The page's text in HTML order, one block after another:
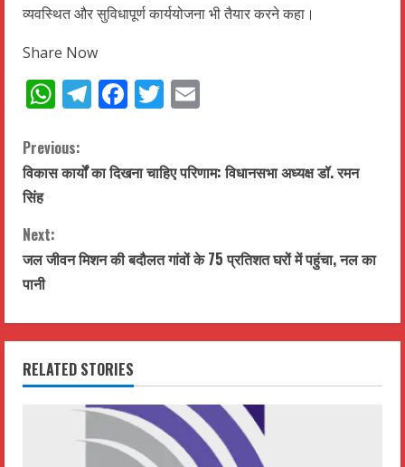
व्यवस्थित और सुविधापूर्ण कार्ययोजना भी तैयार करने कहा।
Share Now
WhatsApp
Telegram
Facebook
Twitter
C
o
n
t
n
u
Previous:
विकास कार्यों का दिखना चाहिए परिणाम: विधानसभा अध्यक्ष डॉ. रमन
सिंह
Next:
जल जीवन मिशन की बदौलत गांवों के 75 प्रतिशत घरों में पहुंचा, नल का
पानी
RELATED STORIES